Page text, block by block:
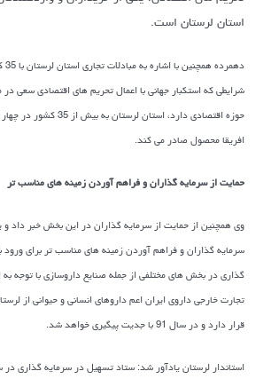
استان لرستان است.
شرایطی که استکبار جهانی با اعمال تحریم های اقتصادی سعی
حوزه اقتصادی دارد، استان
افریقا محصول صادر می کند.
حمایت از سرمایه گذاران و فراهم آوردن زمینه های مناسب تر
وی همچنین از حمایت از سرمایه گذاران در این بخش خبر داد و
سرمایه گذاران و فراهم آوردن زمینه های مناسب تر برای
تجارت خارجی داروی ایران اعم داروهای انسانی و حیوانی از
قرار دارد و در سال 91 با جدیت پیگیری خواهد شد.